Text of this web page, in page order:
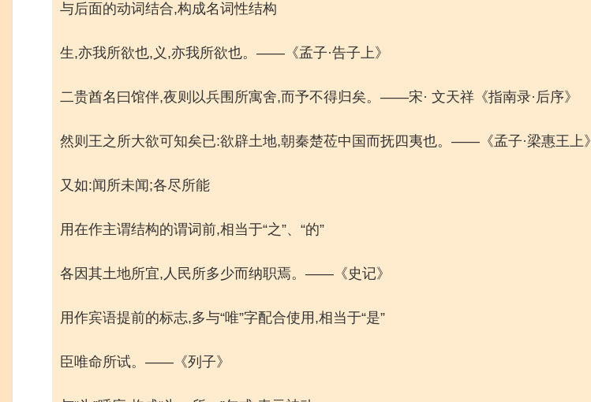
与后面的动词结合,构成名词性结构
生,亦我所欲也,义,亦我所欲也。——《孟子·告子上》
二贵酋名曰馆伴,夜则以兵围所寓舍,而予不得归矣。——宋· 文天祥《指南录·后序》
然则王之所大欲可知矣已:欲辟土地,朝秦楚莅中国而抚四夷也。——《孟子·梁惠王上》
又如:闻所未闻;各尽所能
用在作主谓结构的谓词前,相当于“之”、“的”
各因其土地所宜,人民所多少而纳职焉。——《史记》
用作宾语提前的标志,多与“唯”字配合使用,相当于“是”
臣唯命所试。——《列子》